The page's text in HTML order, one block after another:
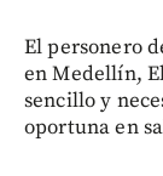
El personero
en Medellín,
sencillo y
oportuna en